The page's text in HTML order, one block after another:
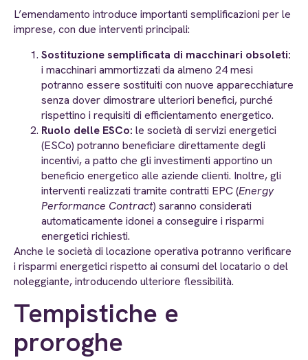
L’emendamento introduce importanti semplificazioni per le
imprese, con due interventi principali:
Sostituzione semplificata di macchinari obsoleti:
i macchinari ammortizzati da almeno 24 mesi
potranno essere sostituiti con nuove apparecchiature
senza dover dimostrare ulteriori benefici, purché
rispettino i requisiti di efficientamento energetico.
Ruolo delle ESCo: le società di servizi energetici
(ESCo) potranno beneficiare direttamente degli
incentivi, a patto che gli investimenti apportino un
beneficio energetico alle aziende clienti. Inoltre, gli
interventi realizzati tramite contratti EPC (Energy
Performance Contract) saranno considerati
automaticamente idonei a conseguire i risparmi
energetici richiesti.
Anche le società di locazione operativa potranno verificare
i risparmi energetici rispetto ai consumi del locatario o del
noleggiante, introducendo ulteriore flessibilità.
Tempistiche e
proroghe